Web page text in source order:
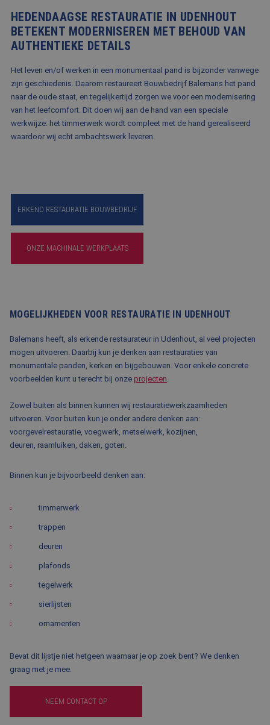
HEDENDAAGSE RESTAURATIE IN UDENHOUT
BETEKENT MODERNISEREN MET BEHOUD VAN
AUTHENTIEKE DETAILS
Het leven en/of werken in een monumentaal pand is bijzonder vanwege
zijn geschiedenis. Daarom restaureert Bouwbedrijf Balemans het pand
naar de oude staat, en tegelijkertijd zorgen we voor een modernisering
van het leefcomfort. Dit doen wij aan de hand van een speciale
werkwijze: het timmerwerk wordt compleet met de hand gerealiseerd
waardoor wij echt ambachtswerk leveren.
ERKEND RESTAURATIE BOUWBEDRIJF
ONZE MACHINALE WERKPLAATS
MOGELIJKHEDEN VOOR RESTAURATIE IN UDENHOUT
Balemans heeft, als erkende restaurateur in Udenhout, al veel projecten
mogen uitvoeren. Daarbij kun je denken aan restauraties van
monumentale panden, kerken en bijgebouwen. Voor enkele concrete
voorbeelden kunt u terecht bij onze projecten.
Zowel buiten als binnen kunnen wij restauratiewerkzaamheden
uitvoeren. Voor buiten kun je onder andere denken aan:
voorgevelrestauratie, voegwerk, metselwerk, kozijnen,
deuren, raamluiken, daken, goten.
Binnen kun je bijvoorbeeld denken aan:
timmerwerk
trappen
deuren
plafonds
tegelwerk
sierlijsten
ornamenten
Bevat dit lijstje niet hetgeen waarnaar je op zoek bent? We denken
graag met je mee.
NEEM CONTACT OP